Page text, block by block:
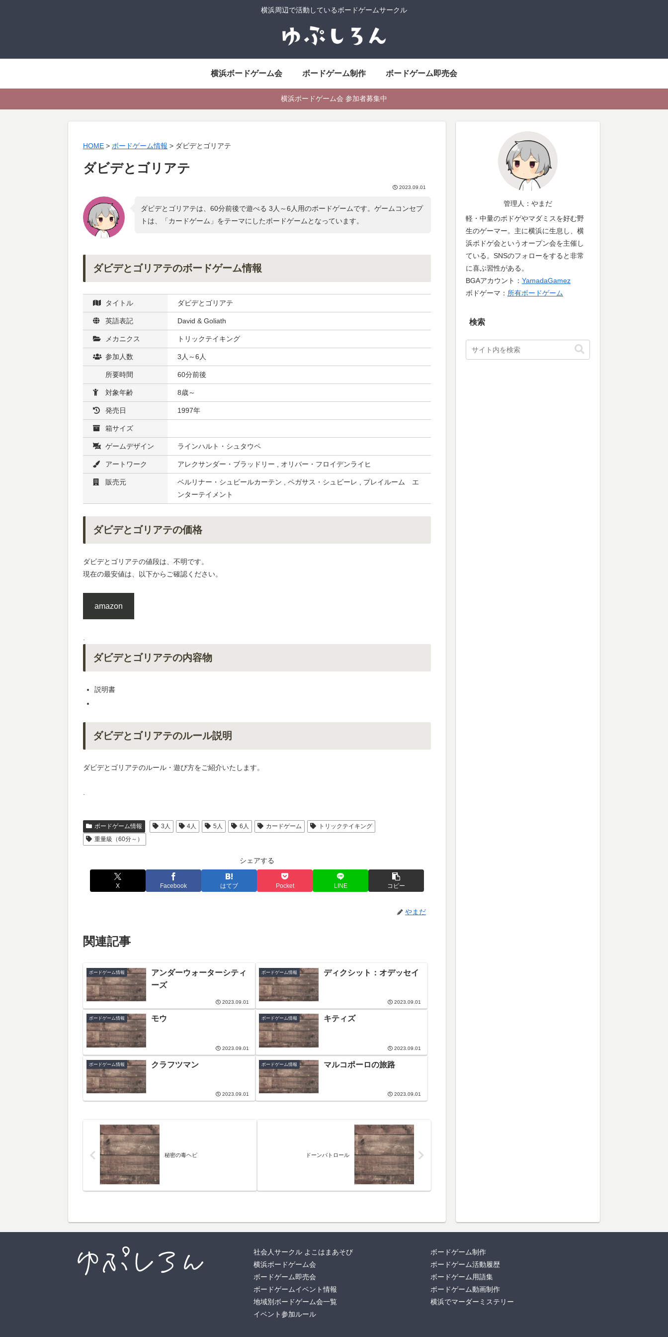
横浜周辺で活動しているボードゲームサークル
横浜ボードゲーム会 ボードゲーム制作 ボードゲーム即売会
横浜ボードゲーム会 参加者募集中
HOME > ボードゲーム情報 > ダビデとゴリアテ
ダビデとゴリアテ
2023.09.01
ダビデとゴリアテは、60分前後で遊べる 3人～6人用のボードゲームです。ゲームコンセプ
トは、「カードゲーム 」をテーマにしたボードゲームとなっています。
ダビデとゴリアテのボードゲーム情報
タイトル ダビデとゴリアテ
英語表記 David & Goliath
メカニクス トリックテイキング
参加人数 3人～6人
所要時間 60分前後
対象年齢 8歳～
発売日 1997年
箱サイズ
ゲームデザイン ラインハルト・シュタウペ
アートワーク アレクサンダー・ブラッドリー , オリバー・フロイデンライヒ
販売元
ベルリナー・シュピールカーテン , ペガサス・シュピーレ , プレイルーム エ
ンターテイメント
ダビデとゴリアテの価格
ダビデとゴリアテの値段は、不明です。
現在の最安値は、以下からご確認ください。
amazon
.
ダビデとゴリアテの内容物
説明書
ダビデとゴリアテのルール説明
ダビデとゴリアテのルール・遊び方をご紹介いたします。
.
ボードゲーム情報 3人 4人 5人 6人 カードゲーム
トリックテイキング
重量級（60分～）
シェアする
X Facebook はてブ Pocket LINE コピー
やまだ
関連記事
ボードゲーム情報
アンダーウォーターシティ
ーズ
2023.09.01
ボードゲーム情報 ディクシット：オデッセイ
2023.09.01
ボードゲーム情報 モウ
2023.09.01
ボードゲーム情報 キティズ
2023.09.01
ボードゲーム情報 クラフツマン
2023.09.01
ボードゲーム情報 マルコポーロの旅路
2023.09.01
秘密の毒ヘビ ドーンパトロール
管理人：やまだ
軽・中量のボドゲやマダミスを好む野
生のゲーマー。主に横浜に生息し、横
浜ボドゲ会というオープン会を主催し
ている。SNSのフォローをすると非常
に喜ぶ習性がある。
BGAアカウント： YamadaGamez
ボドゲーマ： 所有ボードゲーム
検索
社会人サークル よこはまあそび
横浜ボードゲーム会
ボードゲーム即売会
ボードゲームイベント情報
地域別ボードゲーム会一覧
イベント参加ルール
ボードゲーム制作
ボードゲーム活動履歴
ボードゲーム用語集
ボードゲーム動画制作
横浜でマーダーミステリー